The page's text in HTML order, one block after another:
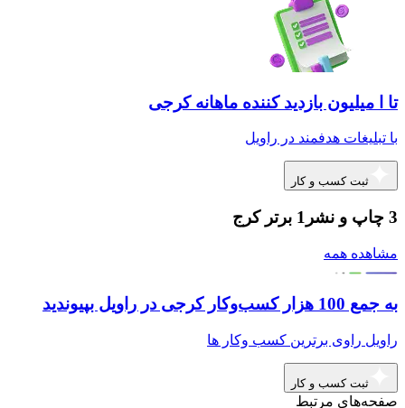
تا ا میلیون بازدید کننده ماهانه کرجی
با تبلیغات هدفمند در راویل
ثبت کسب و کار
3 چاپ و نشر1 برتر کرج
مشاهده همه
به جمع 100 هزار کسب‌وکار کرجی در راویل بپیوندید
راویل راوی برترین کسب وکار ها
ثبت کسب و کار
صفحه‌های مرتبط